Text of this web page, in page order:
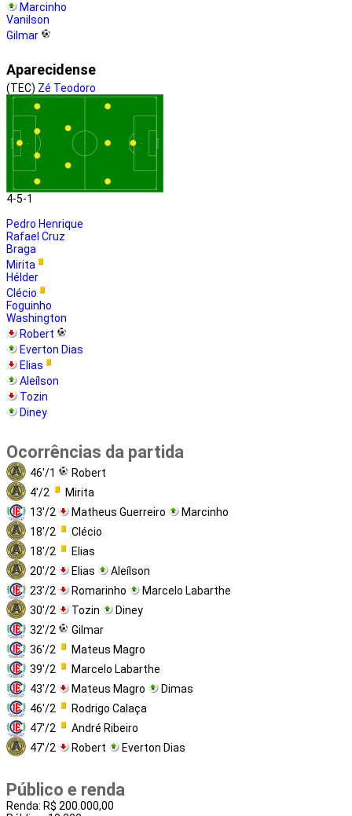
Marcinho
Vanilson
Gilmar
Aparecidense
(TEC) Zé Teodoro
4-5-1
Pedro Henrique
Rafael Cruz
Braga
Mirita
Hélder
Clécio
Foguinho
Washington
Robert
Everton Dias
Elias
Aleílson
Tozin
Diney
Ocorrências da partida
46'/1
Robert
4'/2
Mirita
13'/2
Matheus Guerreiro
Marcinho
18'/2
Clécio
18'/2
Elias
20'/2
Elias
Aleílson
23'/2
Romarinho
Marcelo Labarthe
30'/2
Tozin
Diney
32'/2
Gilmar
36'/2
Mateus Magro
39'/2
Marcelo Labarthe
43'/2
Mateus Magro
Dimas
46'/2
Rodrigo Calaça
47'/2
André Ribeiro
47'/2
Robert Everton Dias
Público e renda
Renda: R$ 200.000,00